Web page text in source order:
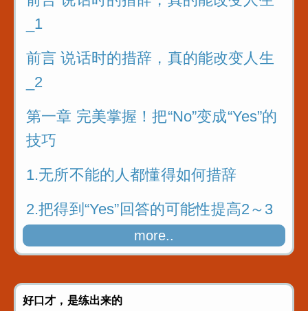
_1
前言 说话时的措辞，真的能改变人生
_2
第一章 完美掌握！把“No”变成“Yes”的
技巧
1.无所不能的人都懂得如何措辞
2.把得到“Yes”回答的可能性提高2～3
4.复习！3个步骤
more..
好口才，是练出来的